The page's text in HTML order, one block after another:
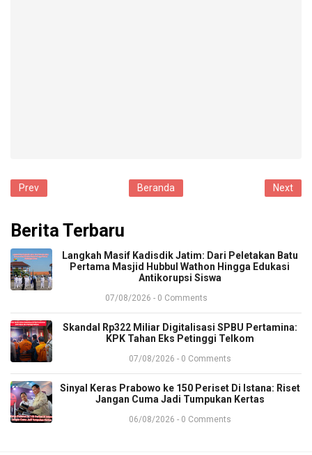
Prev Next
Beranda
Berita Terbaru
​Langkah Masif Kadisdik Jatim: Dari Peletakan Batu
Pertama Masjid Hubbul Wathon Hingga Edukasi
Antikorupsi Siswa
07/08/2026 - 0 Comments
​Skandal Rp322 Miliar Digitalisasi SPBU Pertamina:
KPK Tahan Eks Petinggi Telkom
07/08/2026 - 0 Comments
Sinyal Keras Prabowo ke 150 Periset Di Istana: Riset
Jangan Cuma Jadi Tumpukan Kertas
06/08/2026 - 0 Comments